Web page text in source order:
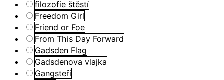
filozofie štěstí
Freedom Girl
Friend or Foe
From This Day Forward
Gadsden Flag
Gadsdenova vlajka
Gangsteři